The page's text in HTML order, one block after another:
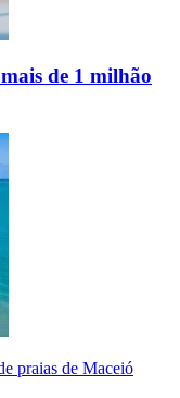
de 1 milhão
praias de Maceió